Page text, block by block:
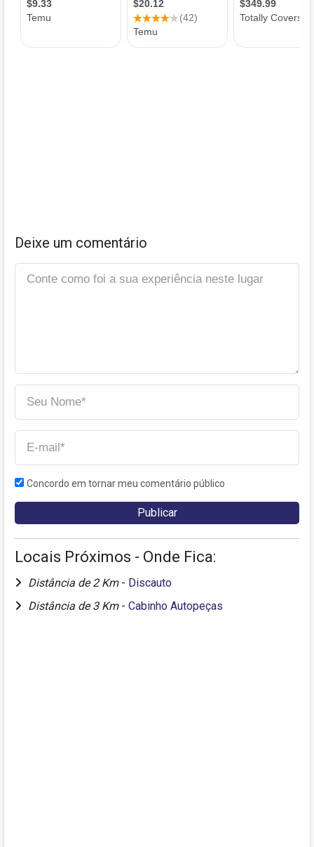
Deixe um comentário
Concordo em tornar meu comentário público
Locais Próximos - Onde Fica:
Distância de 2 Km - Discauto
Distância de 3 Km - Cabinho Autopeças